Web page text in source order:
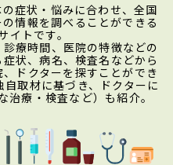
症状・悩みに合わせ、全国
情報を調べることができる
イトです。
療時間、医院の特徴などの
状、病名、検査名などから
ドクターを探すことができ
取材に基づき、ドクターに
療・検査など）も紹介。